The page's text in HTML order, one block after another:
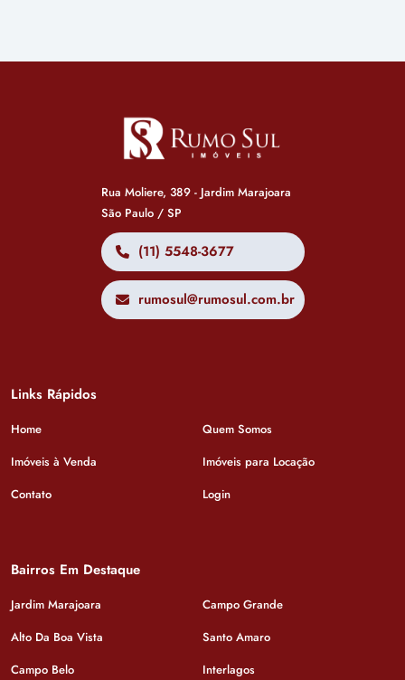
Rua Moliere, 389 - Jardim Marajoara
São Paulo / SP
(11) 5548-3677
rumosul@rumosul.com.br
Links Rápidos
Home
Quem Somos
Imóveis à Venda
Imóveis para Locação
Contato
Login
Bairros Em Destaque
Jardim Marajoara
Campo Grande
Alto Da Boa Vista
Santo Amaro
Campo Belo
Interlagos